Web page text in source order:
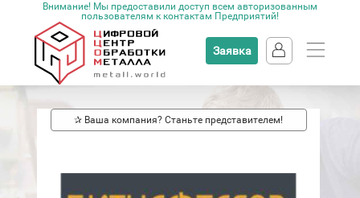
Внимание! Мы предоставили доступ всем авторизованным
пользователям к контактам Предприятий!
Заявка
✰ Ваша компания? Станьте представителем!